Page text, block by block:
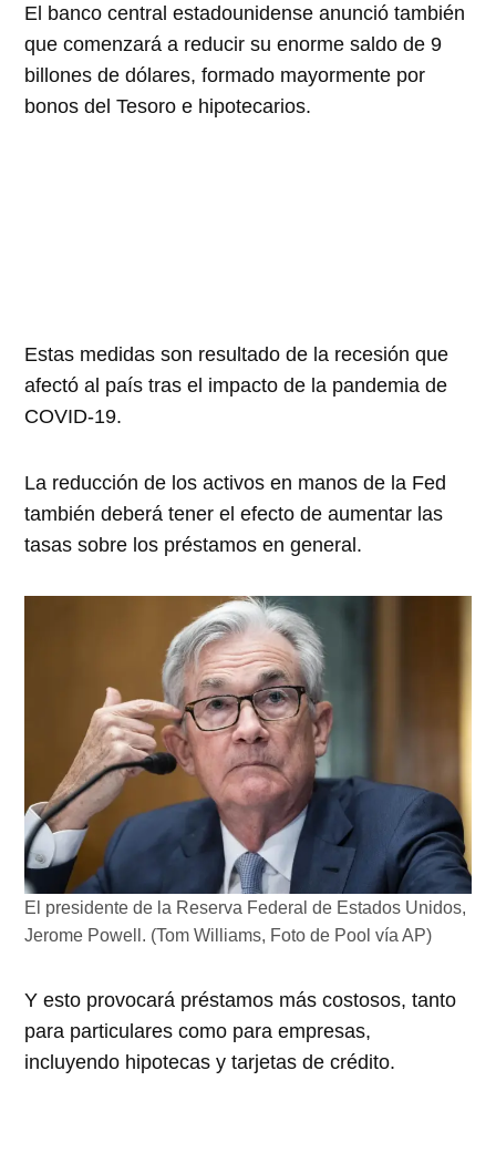
El banco central estadounidense anunció también
que comenzará a reducir su enorme saldo de 9
billones de dólares, formado mayormente por
bonos del Tesoro e hipotecarios.
Estas medidas son resultado de la recesión que
afectó al país tras el impacto de la pandemia de
COVID-19.
La reducción de los activos en manos de la Fed
también deberá tener el efecto de aumentar las
tasas sobre los préstamos en general.
El presidente de la Reserva Federal de Estados Unidos,
Jerome Powell. (Tom Williams, Foto de Pool vía AP)
Y esto provocará préstamos más costosos, tanto
para particulares como para empresas,
incluyendo hipotecas y tarjetas de crédito.